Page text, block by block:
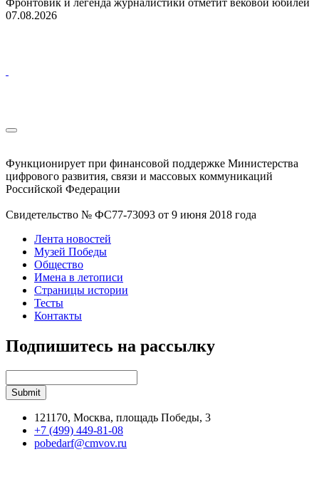
07.08.2026
Функционирует при финансовой поддержке Министерства
цифрового развития, связи и массовых коммуникаций
Российской Федерации
Свидетельство № ФС77-73093 от 9 июня 2018 года
Лента новостей
Музей Победы
Общество
Имена в летописи
Страницы истории
Тесты
Контакты
Подпишитесь на рассылку
121170, Москва, площадь Победы, 3
+7 (499) 449-81-08
pobedarf@cmvov.ru